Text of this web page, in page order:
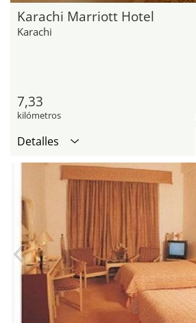
Karachi Marriott Hotel
Karachi
7,33
kilómetros
Detalles